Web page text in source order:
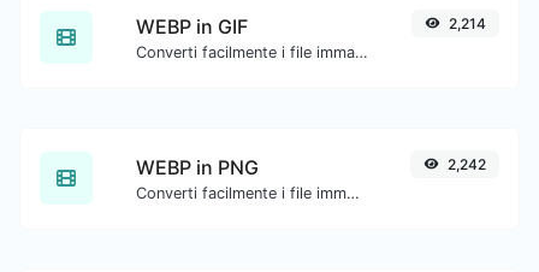
WEBP in GIF
Converti facilmente i file immagine WEBP in GIF.
2,214
WEBP in PNG
Converti facilmente i file immagine WEBP in PNG.
2,242